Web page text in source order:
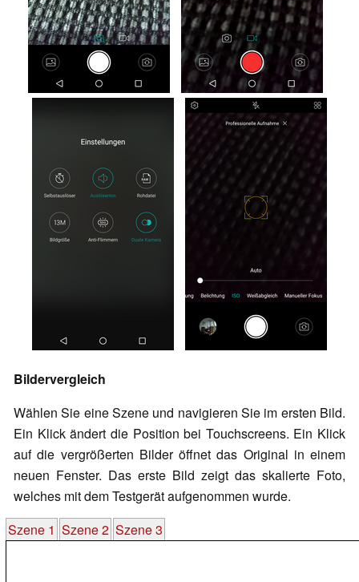
Bildervergleich
Wählen Sie eine Szene und navigieren Sie im ersten Bild.
Ein Klick ändert die Position bei Touchscreens. Ein Klick
auf die vergrößerten Bilder öffnet das Original in einem
neuen Fenster. Das erste Bild zeigt das skalierte Foto,
welches mit dem Testgerät aufgenommen wurde.
Szene 1 Szene 2 Szene 3